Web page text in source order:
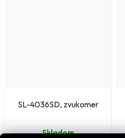
SL-4036SD, zvukomer
Skladom